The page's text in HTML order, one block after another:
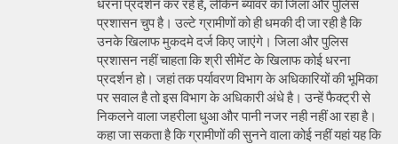
धरना प्रदर्शन कर रहे हैं, लेकिन ब्यावर का जिला और पुलिस
प्रशासन चुप है। उल्टे ग्रामीणों को ही धमकी दी जा रही है कि
उनके खिलाफ मुकदमे दर्ज किए जाएंगे। जिला और पुलिस
प्रशासन नहीं चाहता कि श्री सीमेंट के खिलाफ कोई धरना
प्रदर्शन हो। जहां तक पर्यावरण विभाग के अधिकारियों की भूमिका
पर सवाल है तो इस विभाग के अधिकारी अंधे है। उन्हें फैक्ट्री से
निकलने वाला जहरीला धुआ और पानी नजर नही नहीं आ रहा है।
कहा जा सकता है कि ग्रामीणों की सुनने वाला कोई नहीं यहां यह कि